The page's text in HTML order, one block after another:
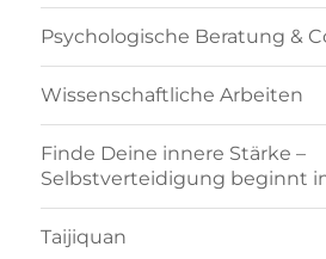
Psychologische Beratung &
Wissenschaftliche Arbeiten
Finde Deine innere Stärke –
Selbstverteidigung beginnt
Taijiquan